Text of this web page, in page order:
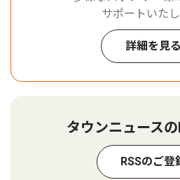
サポートいたし
詳細を見る
タウンニュース
RSSのご登